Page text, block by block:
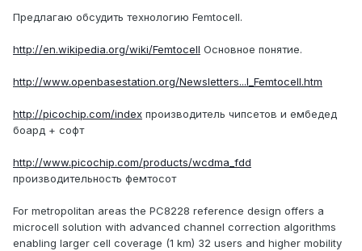
Предлагаю обсудить технологию Femtocell.
http://en.wikipedia.org/wiki/Femtocell Основное понятие.
http://www.openbasestation.org/Newsletters...I_Femtocell.htm
http://picochip.com/index производитель чипсетов и ембедед
боард + софт
http://www.picochip.com/products/wcdma_fdd
производительность фемтосот
For metropolitan areas the PC8228 reference design offers a
microcell solution with advanced channel correction algorithms
enabling larger cell coverage (1 km) 32 users and higher mobility